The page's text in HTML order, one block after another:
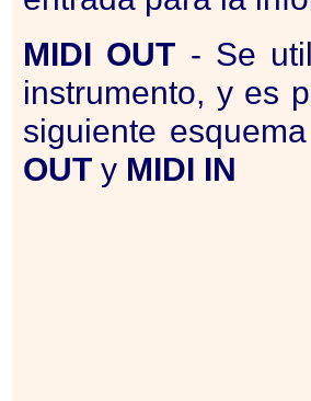
MIDI OUT - Se
instrumento, y es
siguiente
OUT y MIDI IN